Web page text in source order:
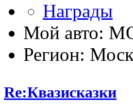
Мой авто:
Регион:
Re:Квазисказки